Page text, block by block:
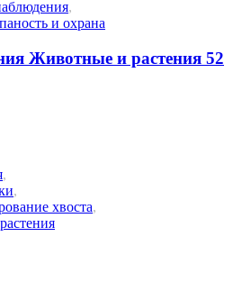
,
и охрана
Животные и растения 52
,
,
хвоста,